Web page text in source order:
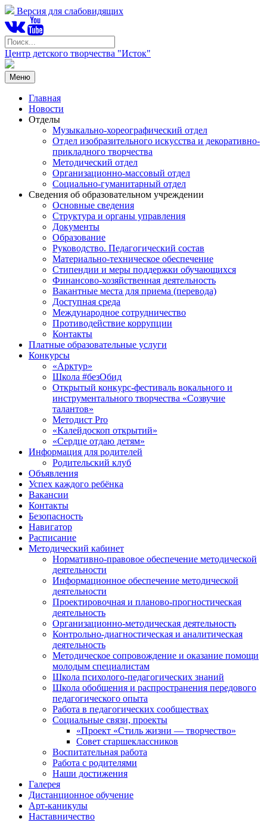
Версия для слабовидящих
Центр детского творчества "Исток"
Меню
Главная
Новости
Отделы
Музыкально-хореографический отдел
Отдел изобразительного искусства и декоративно-
прикладного творчества
Методический отдел
Организационно-массовый отдел
Социально-гуманитарный отдел
Сведения об образовательном учреждении
Основные сведения
Структура и органы управления
Документы
Образование
Руководство. Педагогический состав
Материально-техническое обеспечение
Стипендии и меры поддержки обучающихся
Финансово-хозяйственная деятельность
Вакантные места для приема (перевода)
Доступная среда
Международное сотрудничество
Противодействие коррупции
Контакты
Платные образовательные услуги
Конкурсы
«Арктур»
Школа #безОбид
Открытый конкурс-фестиваль вокального и
инструментального творчества «Созвучие
талантов»
Методист Pro
«Калейдоскоп открытий»
«Сердце отдаю детям»
Информация для родителей
Родительский клуб
Объявления
Успех каждого ребёнка
Вакансии
Контакты
Безопасность
Навигатор
Расписание
Методический кабинет
Нормативно-правовое обеспечение методической
деятельности
Информационное обеспечение методической
деятельности
Проектировочная и планово-прогностическая
деятельность
Организационно-методическая деятельность
Контрольно-диагностическая и аналитическая
деятельность
Методическое сопровождение и оказание помощи
молодым специалистам
Школа психолого-педагогических знаний
Школа обобщения и распространения передового
педагогического опыта
Работа в педагогических сообществах
Социальные связи, проекты
«Проект «Стиль жизни — творчество»
Совет старшеклассников
Воспитательная работа
Работа с родителями
Наши достижения
Галерея
Дистанционное обучение
Арт-каникулы
Наставничество